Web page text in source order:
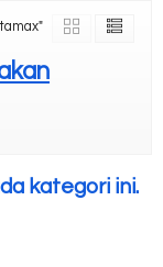
kategori ini.